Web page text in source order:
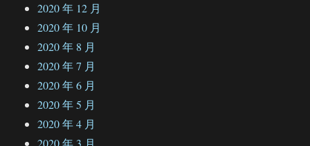
2020 年 12 月
2020 年 10 月
2020 年 8 月
2020 年 7 月
2020 年 6 月
2020 年 5 月
2020 年 4 月
2020 年 3 月